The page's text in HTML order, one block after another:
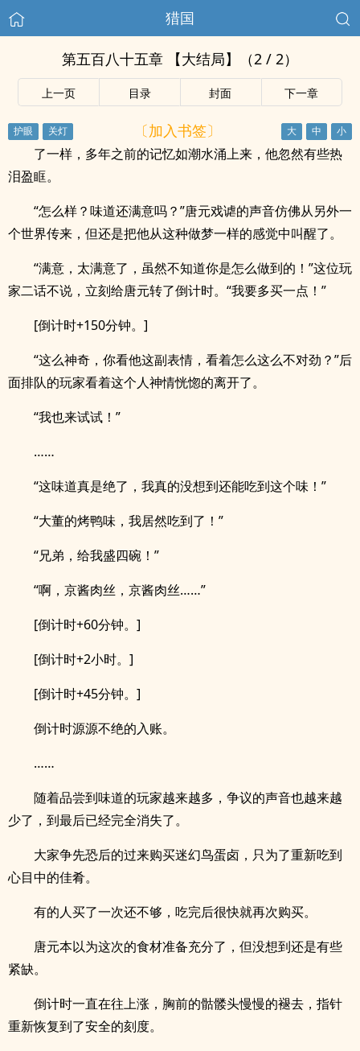
猎国
第五百八十五章 【大结局】（2 / 2）
上一页 目录 封面 下一章
〔加入书签〕
了一样，多年之前的记忆如潮水涌上来，他忽然有些热
泪盈眶。
“怎么样？味道还满意吗？”唐元戏谑的声音仿佛从另外一
个世界传来，但还是把他从这种做梦一样的感觉中叫醒了。
“满意，太满意了，虽然不知道你是怎么做到的！”这位玩
家二话不说，立刻给唐元转了倒计时。“我要多买一点！”
[倒计时+150分钟。]
“这么神奇，你看他这副表情，看着怎么这么不对劲？”后
面排队的玩家看着这个人神情恍惚的离开了。
“我也来试试！”
……
“这味道真是绝了，我真的没想到还能吃到这个味！”
“大董的烤鸭味，我居然吃到了！”
“兄弟，给我盛四碗！”
“啊，京酱肉丝，京酱肉丝……”
[倒计时+60分钟。]
[倒计时+2小时。]
[倒计时+45分钟。]
倒计时源源不绝的入账。
……
随着品尝到味道的玩家越来越多，争议的声音也越来越
少了，到最后已经完全消失了。
大家争先恐后的过来购买迷幻鸟蛋卤，只为了重新吃到
心目中的佳肴。
有的人买了一次还不够，吃完后很快就再次购买。
唐元本以为这次的食材准备充分了，但没想到还是有些
紧缺。
倒计时一直在往上涨，胸前的骷髅头慢慢的褪去，指针
重新恢复到了安全的刻度。